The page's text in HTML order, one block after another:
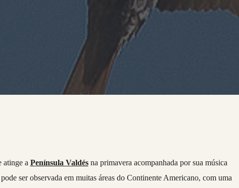
atinge a Península Valdésna primavera acompanhada por sua música
ser observada em muitas áreas do Continente Americano, com uma